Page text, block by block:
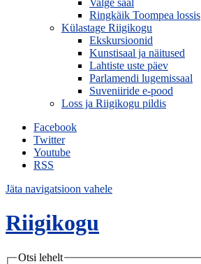
Ringkäik Toompea lossis
Külastage Riigikogu
Ekskursioonid
Kunstisaal ja näitused
Lahtiste uste päev
Parlamendi lugemissaal
Suveniiride e-pood
Loss ja Riigikogu pildis
Facebook
Twitter
Youtube
RSS
Jäta navigatsioon vahele
Riigikogu
Otsi lehelt